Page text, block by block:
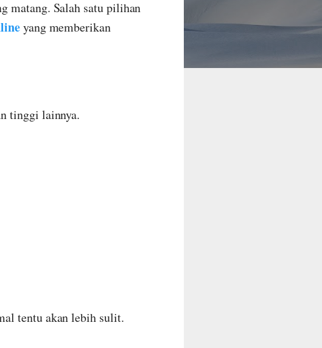
matang. Salah satu pilihan
yang memberikan
tinggi lainnya.
tentu akan lebih sulit.